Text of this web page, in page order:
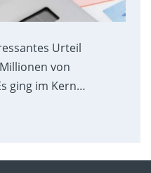
Urteil
von
ging im Kern…